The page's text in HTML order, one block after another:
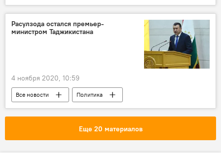
Экономика
курсы валют доллар
Расулзода остался премьер-
министром Таджикистана
4 ноября 2020, 10:59
Все новости
Политика
Таджикистан
Эмомали Рахмон
Еще 20 материалов